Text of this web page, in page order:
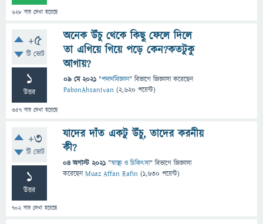
628 বার দেখা হয়েছে
+5
টি ভোট
1
উত্তর
357 বার দেখা হয়েছে
অনেক উঁচু থেকে কিছু ফেলে দিলে
তা এগিয়ে গিয়ে পড়ে কেন?কতটুকু
আগায়?
09 মে 2021 "পদার্থবিজ্ঞান" বিভাগে জিজ্ঞাসাকরেছেন
PabonAhsanIvan (2,620 পয়েন্ট)
+3
টি ভোট
1
উত্তর
702বার দেখা হয়েছে
যাদের দাঁত একটু উঁচু, তাদের করনীয়
কী?
04 অগাস্ট 2021 "স্বাস্থ্য ও চিকিৎসা" বিভাগে জিজ্ঞাসা
করেছেনMuaz Affan Rafin (1,630 পয়েন্ট)